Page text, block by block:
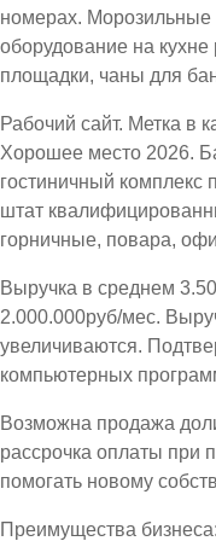
номерах.
оборудование на
площадки, чаны для
Рабочий сайт. Метка в
Хорошее место 2026.
гостиничный комплекс
штат
горничные, повара,
Выручка в среднем
2.000.000руб/мес.
увеличиваются.
компьютерных
Возможна продажа
рассрочка оплаты при
помогать новому
Преимущества бизнеса: